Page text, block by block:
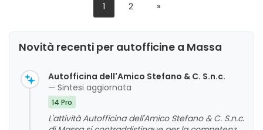
1 2 »
Novità recenti per autofficine a Massa
Autofficina dell'Amico Stefano & C. S.n.c.
— Sintesi aggiornata
14 Pro
L'attività Autofficina dell'Amico Stefano & C. S.n.c.